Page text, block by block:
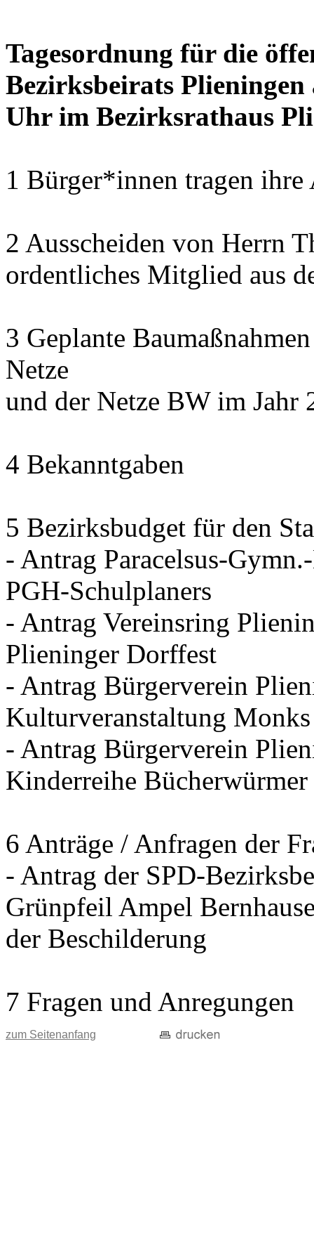
Tagesordnung für die
Bezirksbeirats
Uhr im Bezirksrathaus
1 Bürger*innen tragen
2 Ausscheiden von Herrn
ordentliches Mitglied aus
3 Geplante
Netze
und der Netze BW im Jahr
4 Bekanntgaben
5 Bezirksbudget für den
- Antrag Paracelsus-
PGH-Schulplaners
- Antrag Vereinsring
Plieninger Dorffest
- Antrag Bürgerverein
Kulturveranstaltung Monks
- Antrag Bürgerverein
Kinderreihe Bücherwürmer
6 Anträge / Anfragen der
- Antrag der SPD-
Grünpfeil Ampel
der Beschilderung
7 Fragen und Anregungen
zum Seitenanfang